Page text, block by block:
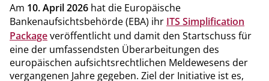
Am 10. April 2026 hat die Europäische
Bankenaufsichtsbehörde (EBA) ihr ITS Simplification
Packageveröffentlicht und damit den Startschuss für
eine der umfassendsten Überarbeitungen des
europäischen aufsichtsrechtlichen Meldewesens der
vergangenen Jahre gegeben. Ziel der Initiative ist es,